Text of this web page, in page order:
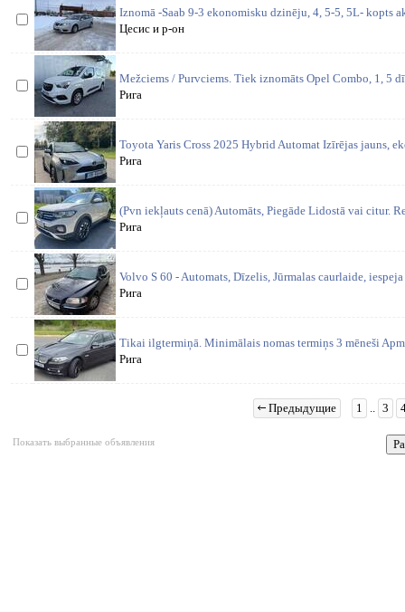
Iznomā -Saab 9-3 ekonomisku dzinēju, 4, 5-5, 5L- kopts
Цесис и р-он
Mežciems / Purvciems. Tiek iznomāts Opel Combo, 1, 5
Рига
Toyota Yaris Cross 2025 Hybrid Automat Izīrējas jauns,
Рига
(Pvn iekļauts cenā) Automāts, Piegāde Lidostā vai citur.
Рига
Volvo S 60 - Automats, Dīzelis, Jūrmalas caurlaide,
Рига
Tikai ilgtermiņā. Minimālais nomas termiņs 3 mēneši
Рига
Предыдущие 1 .. 3
Показать выбранные объявления